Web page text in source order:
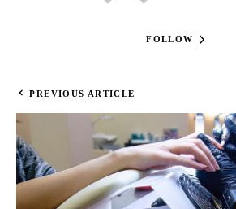
FOLLOW
PREVIOUS ARTICLE